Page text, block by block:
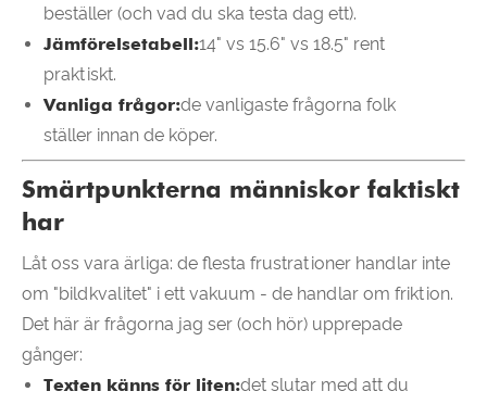
beställer (och vad du ska testa dag ett).
Jämförelsetabell:14" vs 15.6" vs 18.5" rent
praktiskt.
Vanliga frågor:de vanligaste frågorna folk
ställer innan de köper.
Smärtpunkterna människor faktiskt
har
Låt oss vara ärliga: de flesta frustrationer handlar inte
om "bildkvalitet" i ett vakuum - de handlar om friktion.
Det här är frågorna jag ser (och hör) upprepade
gånger:
Texten känns för liten:det slutar med att du